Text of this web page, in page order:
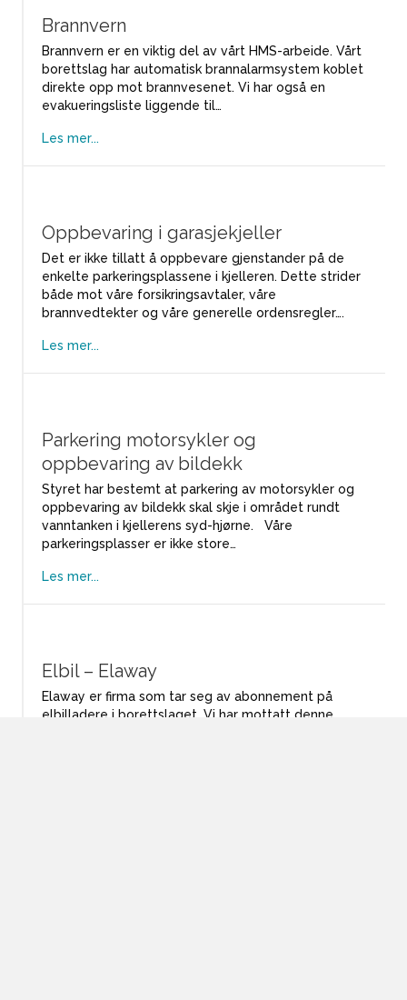
Brannvern
Brannvern er en viktig del av vårt HMS-arbeide. Vårt
borettslag har automatisk brannalarmsystem koblet
direkte opp mot brannvesenet. Vi har også en
evakueringsliste liggende til…
Les mer...
Oppbevaring i garasjekjeller
Det er ikke tillatt å oppbevare gjenstander på de
enkelte parkeringsplassene i kjelleren. Dette strider
både mot våre forsikringsavtaler, våre
brannvedtekter og våre generelle ordensregler….
Les mer...
Parkering motorsykler og
oppbevaring av bildekk
Styret har bestemt at parkering av motorsykler og
oppbevaring av bildekk skal skje i området rundt
vanntanken i kjellerens syd-hjørne. Våre
parkeringsplasser er ikke store…
Les mer...
Elbil – Elaway
Elaway er firma som tar seg av abonnement på
elbilladere i borettslaget. Vi har mottatt denne